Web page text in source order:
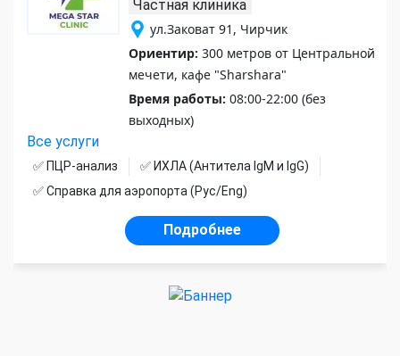
Частная клиника
ул.Заковат 91, Чирчик
Ориентир: 300 метров от Центральной
мечети, кафе "Sharshara"
Время работы: 08:00-22:00 (без
выходных)
Все услуги
✅ ПЦР-анализ
✅ ИХЛА (Антитела IgM и IgG)
✅ Справка для аэропорта (Рус/Eng)
Подробнее